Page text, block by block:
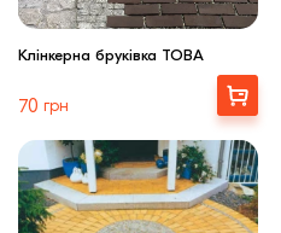
Клінкерна бруківка TOBA
70 грн
Купити